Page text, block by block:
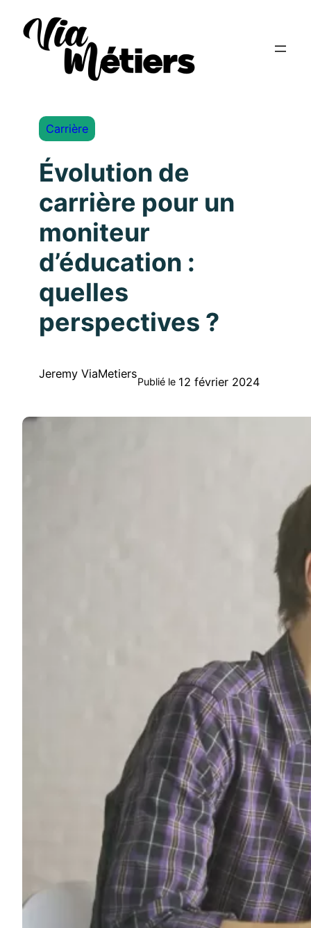
Carrière
Évolution de
carrière pour un
moniteur
d’éducation :
quelles
perspectives ?
Jeremy ViaMetiers
Publié le 12 février 2024